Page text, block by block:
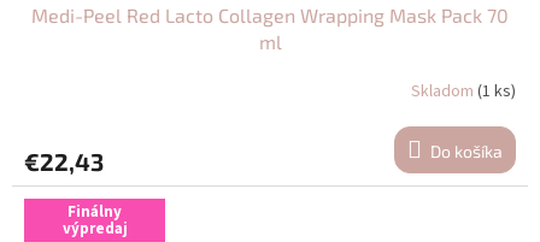
Medi-Peel Red Lacto Collagen Wrapping Mask Pack 70
ml
Skladom (1 ks)
€22,43 Do košíka
Finálny
výpredaj